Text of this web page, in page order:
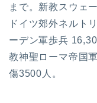
まで。新教スウェ
ドイツ郊外ネルト
ーデン軍歩兵
教神聖ローマ帝
傷3500人。